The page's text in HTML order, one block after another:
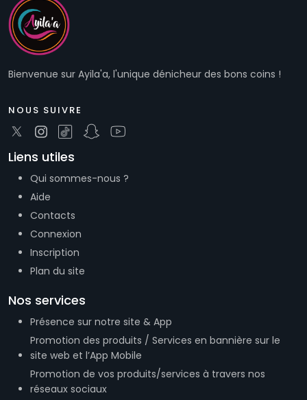
Bienvenue sur Ayila'a, l'unique dénicheur des bons coins !
NOUS SUIVRE
Liens utiles
Qui sommes-nous ?
Aide
Contacts
Connexion
Inscription
Plan du site
Nos services
Présence sur notre site & App
Promotion des produits / Services en bannière sur le
site web et l’App Mobile
Promotion de vos produits/services à travers nos
réseaux sociaux